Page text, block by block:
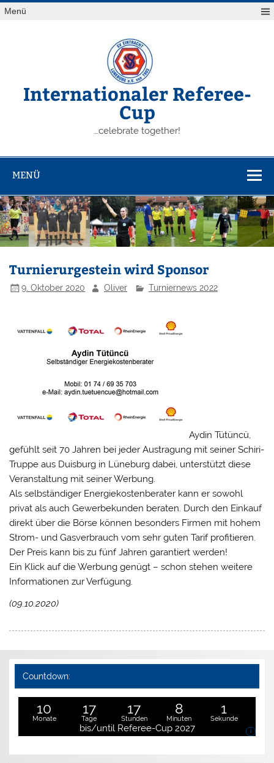
Zum
Inhalt
Menü
Internationaler Referee-
Cup
…celebrate together!
MENÜ
Turnierurgestein wird Sponsor
9. Oktober 2020 Oliver Turniernews 2022
Aydin Tütüncü,
gefühlt seit 70 Jahren bei jeder Austragung mit seiner Schiri-
Truppe aus Duisburg in Lüneburg dabei, unterstützt diese
Veranstaltung mit seiner Werbung.
Als selbständiger Energiekostenberater kann er sowohl
privat als auch Gewerbekunden beraten. Durch den Einkauf
direkt über die Börse können besonders Firmen mit hohem
Strom- und Gasverbrauch vom sehr guten Tarif profitieren.
Der Preis kann bis zu fünf Jahren garantiert werden!
Ein Klick auf die Werbung genügt – schon stehen weitere
Informationen zur Verfügung.
(09.10.2020)
Countdown:
10
Monate
17
Tage
17
Stunden
8
Minuten
1
Sekunde
bis/until Referee-Cup 2027 i